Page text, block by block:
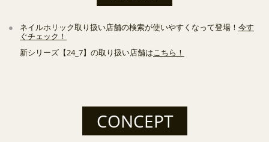
● ネイルホリック取り扱い店舗の検索が使いやすくなって登場！ 今す
ぐチェック！
新シリーズ【24_7】の取り扱い店舗はこちら！
CONCEPT